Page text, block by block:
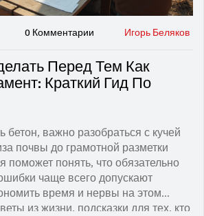
0 Комментарии Игорь Беляков
Перед Тем Как
Краткий Гид По
бетон, важно разобраться с кучей
почвы до грамотной разметки
поможет понять, что обязательно
чаще всего допускают
время и нервы на этом
из жизни, подсказки для тех, кто